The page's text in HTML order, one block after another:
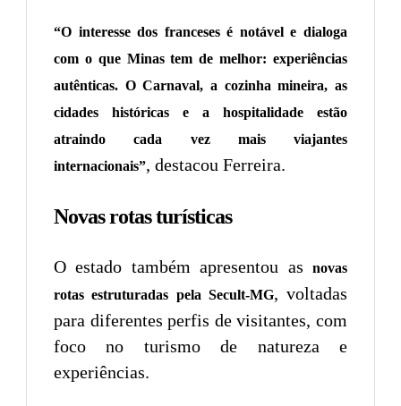
“O interesse dos franceses é notável e dialoga
com o que Minas tem de melhor: experiências
autênticas. O Carnaval, a cozinha mineira, as
cidades históricas e a hospitalidade estão
atraindo cada vez mais viajantes
internacionais”, destacou Ferreira.
Novas rotas turísticas
O estado também apresentou as
novas
rotas estruturadas pela Secult-MG, voltadas
para diferentes perfis de visitantes, com
foco no turismo de natureza e
experiências.